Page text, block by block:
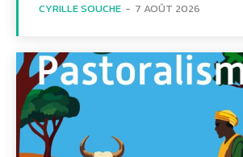
CYRILLE SOUCHE - 7 AOÛT 2026